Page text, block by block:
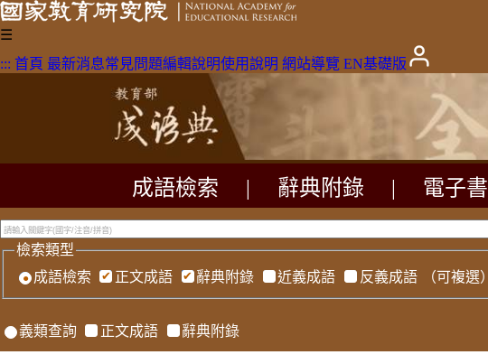
☰
::: 首頁 最新消息常見問題編輯說明使用說明 網站導覽 EN基礎版
成語檢索 辭典附錄 電子書
檢索類型
成語檢索
正文成語 辭典附錄 近義成語 反義成語 （可複選）
義類查詢 正文成語 辭典附錄